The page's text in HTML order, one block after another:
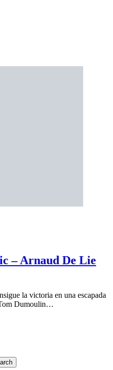
– Arnaud De Lie
la victoria en una escapada
Dumoulin…